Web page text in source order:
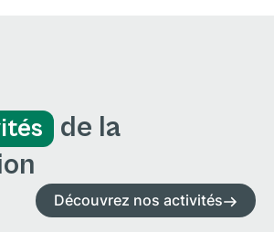
de la
Découvrez nos activités